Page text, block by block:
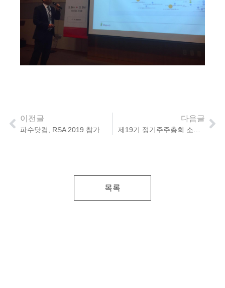
이전글
파수닷컴, RSA 2019 참가
다음글
목록